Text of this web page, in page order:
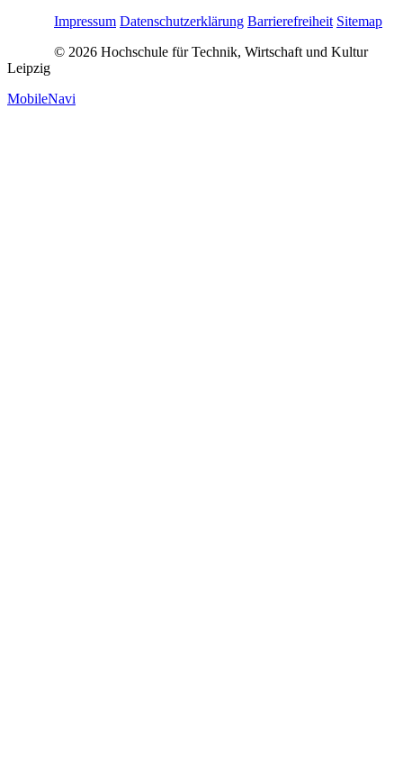
Impressum Datenschutzerklärung Barrierefreiheit Sitemap
© 2026 Hochschule für Technik, Wirtschaft und Kultur
Leipzig
MobileNavi